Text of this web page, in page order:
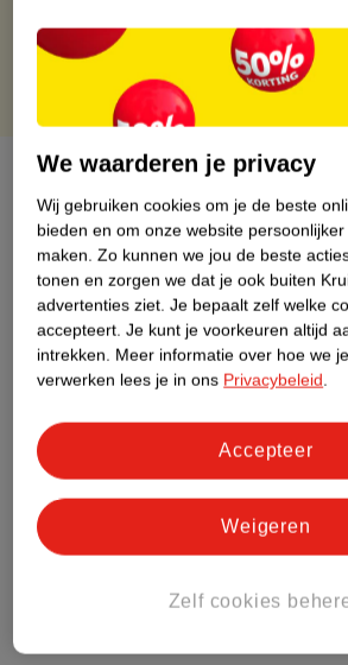
Over dit product
Productinformatie
Etiketinformatie
Nature Impact Score
Meer informatie
Bestel & Bezorginformatie
We waarderen je privacy
Wij gebruiken cookies om je de beste
bieden en om onze website
maken. Zo kunnen we jou de beste
tonen en zorgen we dat je ook buiten
advertenties ziet. Je bepaalt zelf welke
accepteert. Je kunt je voorkeuren altijd
intrekken. Meer informatie over hoe we
verwerken lees je in ons Privacybeleid.
Zelf cookies
Weigeren
Accepteer